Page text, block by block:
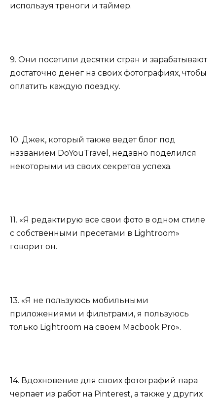
используя треноги и таймер.
9. Они посетили десятки стран и зарабатывают
достаточно денег на своих фотографиях, чтобы
оплатить каждую поездку.
10. Джек, который также ведет блог под
названием DoYouTravel, недавно поделился
некоторыми из своих секретов успеха.
11. «Я редактирую все свои фото в одном стиле
с собственными пресетами в Lightroom»
говорит он.
13. «Я не пользуюсь мобильными
приложениями и фильтрами, я пользуюсь
только Lightroom на своем Macbook Pro».
14. Вдохновение для своих фотографий пара
черпает из работ на Pinterest, а также у других